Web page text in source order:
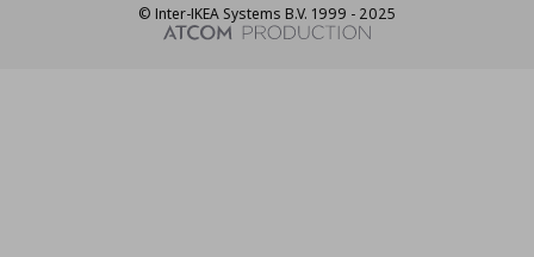
© Inter-IKEA Systems B.V. 1999 - 2025